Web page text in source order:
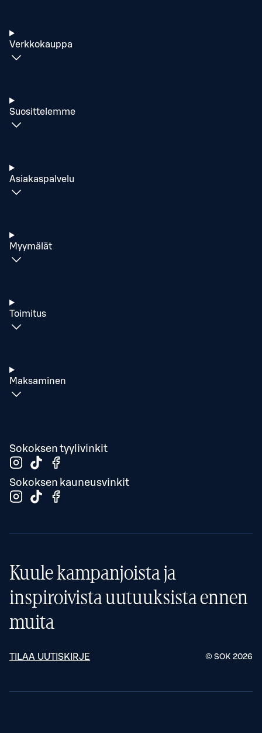
Verkkokauppa
Suosittelemme
Asiakaspalvelu
Myymälät
Toimitus
Maksaminen
Sokoksen tyylivinkit
Sokoksen kauneusvinkit
Kuule kampanjoista ja
inspiroivista uutuuksista ennen
muita
TILAA UUTISKIRJE © SOK 2026